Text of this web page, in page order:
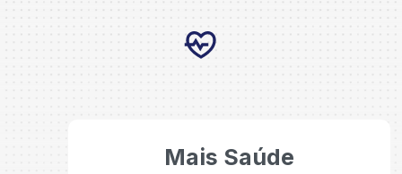
Mais Saúde